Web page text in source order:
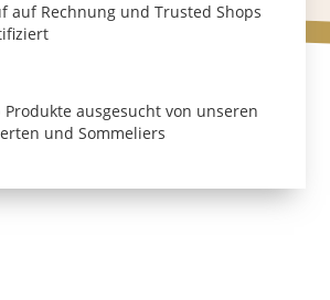
auf Rechnung und Trusted Shops
Produkte ausgesucht von unseren
und Sommeliers